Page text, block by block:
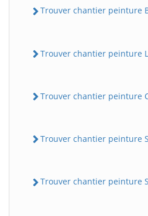
Trouver chantier peinture
Trouver chantier peinture
Trouver chantier peinture
Trouver chantier peinture
Trouver chantier peinture